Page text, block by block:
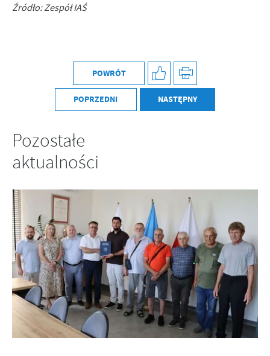
Źródło: Zespół IAŚ
POWRÓT
POPRZEDNI NASTĘPNY
Pozostałe
aktualności
funkcjonalności.
Promocyjne pliki cookies służą do prezentowania Ci naszych
Firmy te działają w charakterze pośredników prezentujących nasze
treści w postaci wiadomości, ofert, komunikatów mediów
społecznościowych.
Więcej